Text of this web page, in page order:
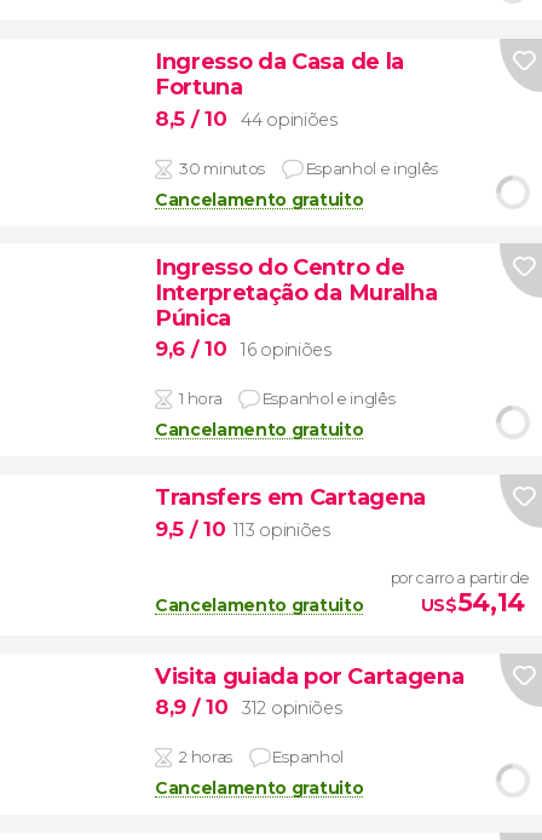
Ingresso da Casa de la
Fortuna
8,5 / 10 44 opiniões
30 minutos Espanhol e inglês
Cancelamento gratuito
Ingresso do Centro de
Interpretação da Muralha
Púnica
9,6 / 10 16 opiniões
1 hora Espanhol e inglês
Cancelamento gratuito
Transfers em Cartagena
9,5 / 10 113 opiniões
Cancelamento gratuito
por carro a partir de
US$54,14
Visita guiada por Cartagena
8,9 / 10 312 opiniões
2 horas Espanhol
Cancelamento gratuito